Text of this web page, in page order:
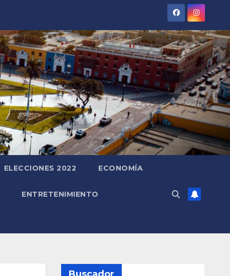
ELECCIONES 2022 ECONOMÍA
ENTRETENIMIENTO